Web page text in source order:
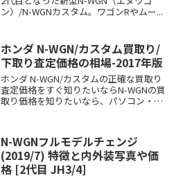
ン）/N-WGNカスタム。ワゴンRやムー...
ホンダ N-WGN/カスタム買取り/
下取り査定価格の相場-2017年版
ホンダ N-WGN/カスタムの正確な買取り
査定価格をすぐ知りたいならN-WGNの買
取り価格を知りたいなら、パソコン・ス
N-WGNフルモデルチェンジ
(2019/7) 特徴と内外装写真や価
格 [2代目 JH3/4]